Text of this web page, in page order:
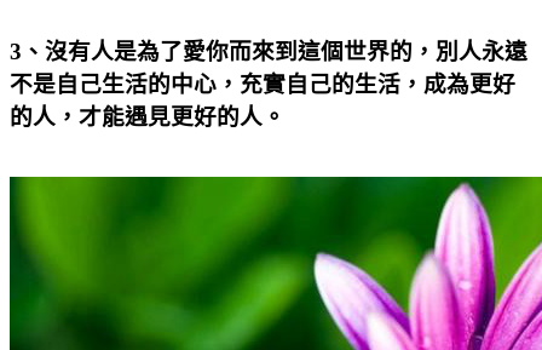
3 、沒有人是為了愛你而來到這個世界的，別人永遠
不是自己生活的中心，充實自己的生活，成為更好
的人，才能遇見更好的人。